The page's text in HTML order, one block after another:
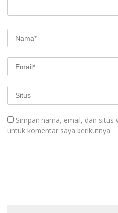
Simpan nama, email, dan situs
untuk komentar saya berikutnya.